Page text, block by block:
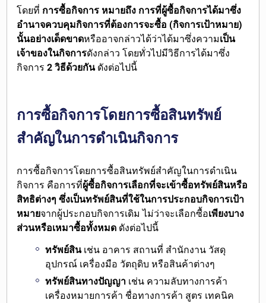
โดยที่ การซื้อกิจการ หมายถึง การที่ผู้ซื้อกิจการได้มาซึ่ง
อำนาจควบคุมกิจการที่ต้องการจะซื้อ (กิจการเป้าหมาย)
นั้นอย่างเด็ดขาดหรืออาจกล่าวได้ว่าได้มาซึ่งความเป็น
เจ้าของในกิจการดังกล่าว โดยทั่วไปมีวิธีการได้มาซึ่ง
กิจการ 2 วิธีด้วยกันดังต่อไปนี้
การซื้อกิจการโดยการซื้อสินทรัพย์
สำคัญในการดำเนินกิจการ
การซื้อกิจการโดยการซื้อสินทรัพย์สำคัญในการดำเนิน
กิจการ คือการที่ผู้ซื้อกิจการเลือกที่จะเข้าซื้อทรัพย์สินหรือ
สิทธิต่างๆ ซึ่งเป็นทรัพย์สินที่ใช้ในการประกอบกิจการเป้า
หมายจากผู้ประกอบกิจการเดิม ไม่ว่าจะเลือกซื้อเพียงบาง
ส่วนหรือเหมาซื้อทั้งหมด ดังต่อไปนี้
ทรัพย์สินเช่น อาคาร สถานที่ สำนักงาน วัสดุ
อุปกรณ์ เครื่องมือ วัตถุดิบ หรือสินค้าต่างๆ
ทรัพย์สินทางปัญญา เช่น ความลับทางการค้า
เครื่องหมายการค้า ชื่อทางการค้า สูตร เทคนิค